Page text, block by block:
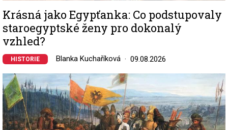
Krásná jako Egypťanka: Co podstupovaly
staroegyptské ženy pro dokonalý
vzhled?
HISTORIE Blanka Kuchaříková 09.08.2026
Image